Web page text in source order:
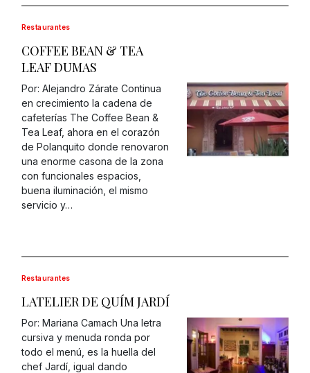
Restaurantes
COFFEE BEAN & TEA
LEAF DUMAS
Por: Alejandro Zárate Continua
en crecimiento la cadena de
cafeterías The Coffee Bean &
Tea Leaf, ahora en el corazón
de Polanquito donde renovaron
una enorme casona de la zona
con funcionales espacios,
buena iluminación, el mismo
servicio y…
Restaurantes
LATELIER DE QUÍM JARDÍ
Por: Mariana Camach Una letra
cursiva y menuda ronda por
todo el menú, es la huella del
chef Jardí, igual dando